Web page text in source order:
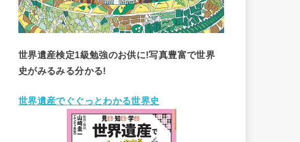
世界遺産検定1級勉強のお供に!写真豊富で世界
史がみるみる分かる!
世界遺産でぐぐっとわかる世界史